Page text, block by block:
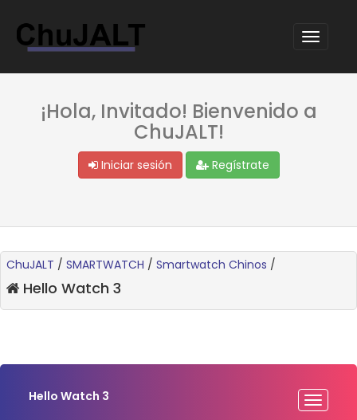
¡Hola, Invitado! Bienvenido a
ChuJALT!
Iniciar sesión Regístrate
ChuJALT / SMARTWATCH / Smartwatch Chinos /
Hello Watch 3
Hello Watch 3